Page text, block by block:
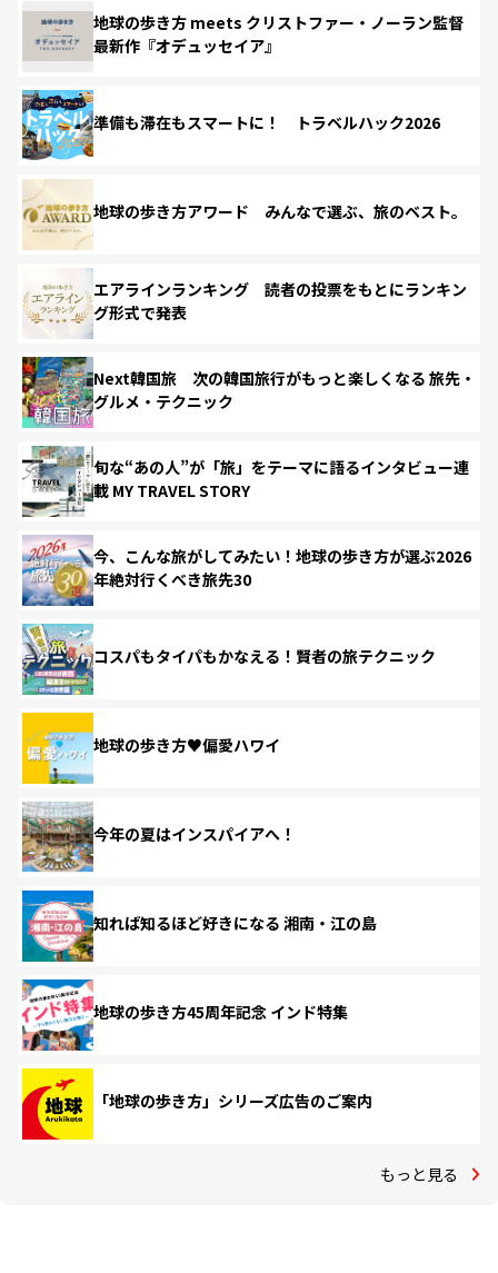
地球の歩き方 meets クリストファー・ノーラン監督
最新作『オデュッセイア』
準備も滞在もスマートに！ トラベルハック2026
地球の歩き方アワード みんなで選ぶ、旅のベスト。
エアラインランキング 読者の投票をもとにランキン
グ形式で発表
Next韓国旅 次の韓国旅行がもっと楽しくなる 旅先・
グルメ・テクニック
旬な“あの人”が「旅」をテーマに語るインタビュー連
載 MY TRAVEL STORY
今、こんな旅がしてみたい！地球の歩き方が選ぶ2026
年絶対行くべき旅先30
コスパもタイパもかなえる！賢者の旅テクニック
地球の歩き方♥偏愛ハワイ
今年の夏はインスパイアへ！
知れば知るほど好きになる 湘南・江の島
地球の歩き方45周年記念 インド特集
「地球の歩き方」シリーズ広告のご案内
もっと見る